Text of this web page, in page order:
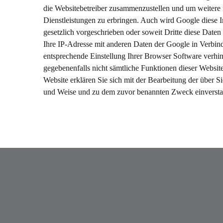
die Websitebetreiber zusammenzustellen und um
Dienstleistungen zu erbringen. Auch wird Google diese
gesetzlich vorgeschrieben oder soweit Dritte diese
Ihre IP-Adresse mit anderen Daten der Google in
entsprechende Einstellung Ihrer Browser Software
gegebenenfalls nicht sämtliche Funktionen dieser
Website erklären Sie sich mit der Bearbeitung der über
und Weise und zu dem zuvor benannten Zweck